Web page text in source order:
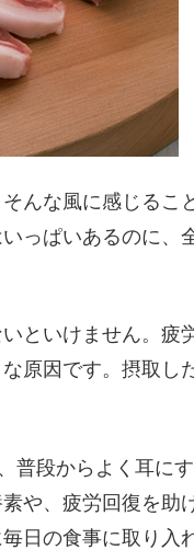
んな風に感じるこ
っぱいあるのに、
といけません。疲
原因です。摂取し
普段からよく耳に
や、疲労回復を助
日の食事に取り入